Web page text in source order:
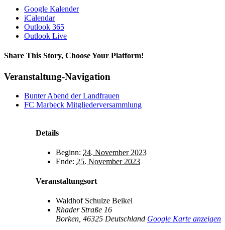
Google Kalender
iCalendar
Outlook 365
Outlook Live
Share This Story, Choose Your Platform!
Facebook
X
Bluesky
Reddit
LinkedIn
WhatsApp
Telegram
Tumblr
Xing
Email
Copy
Veranstaltung-Navigation
Bunter Abend der Landfrauen
FC Marbeck Mitgliederversammlung
Details
Beginn: 24. November 2023
Ende: 25. November 2023
Veranstaltungsort
Waldhof Schulze Beikel
Rhader Straße 16
Borken 46325 Deutschland Google Karte anzeigen